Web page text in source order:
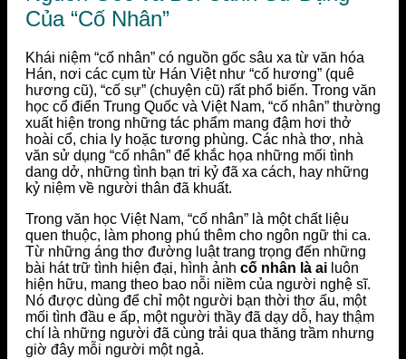
Của “Cố Nhân”
Khái niệm “cố nhân” có nguồn gốc sâu xa từ văn hóa
Hán, nơi các cụm từ Hán Việt như “cố hương” (quê
hương cũ), “cố sự” (chuyện cũ) rất phổ biến. Trong văn
học cổ điển Trung Quốc và Việt Nam, “cố nhân” thường
xuất hiện trong những tác phẩm mang đậm hơi thở
hoài cổ, chia ly hoặc tương phùng. Các nhà thơ, nhà
văn sử dụng “cố nhân” để khắc họa những mối tình
dang dở, những tình bạn tri kỷ đã xa cách, hay những
kỷ niệm về người thân đã khuất.
Trong văn học Việt Nam, “cố nhân” là một chất liệu
quen thuộc, làm phong phú thêm cho ngôn ngữ thi ca.
Từ những áng thơ đường luật trang trọng đến những
bài hát trữ tình hiện đại, hình ảnh cố nhân là ai luôn
hiện hữu, mang theo bao nỗi niềm của người nghệ sĩ.
Nó được dùng để chỉ một người bạn thời thơ ấu, một
mối tình đầu e ấp, một người thầy đã dạy dỗ, hay thậm
chí là những người đã cùng trải qua thăng trầm nhưng
giờ đây mỗi người một ngả.